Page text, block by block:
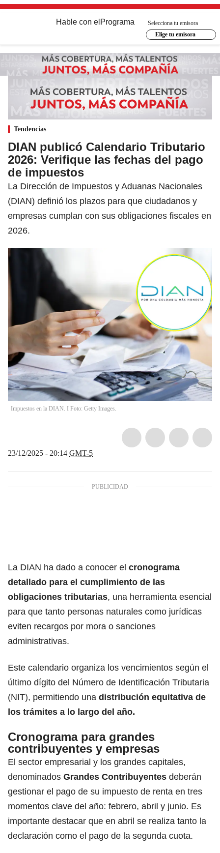
Hable con el Programa
Selecciona tu emisora
Elige tu emisora
Tendencias
DIAN publicó Calendario Tributario
2026: Verifique las fechas del pago
de impuestos
La Dirección de Impuestos y Aduanas Nacionales
(DIAN) definió los plazos para que ciudadanos y
empresas cumplan con sus obligaciones fiscales en
2026.
Impuestos en la DIAN. I Foto: Getty Images.
23/12/2025 - 20:14 GMT-5
La DIAN ha dado a conocer el cronograma
detallado para el cumplimiento de las
obligaciones tributarias, una herramienta esencial
para que tanto personas naturales como jurídicas
eviten recargos por mora o sanciones
administrativas.
Este calendario organiza los vencimientos según el
último dígito del Número de Identificación Tributaria
(NIT), permitiendo una distribución equitativa de
los trámites a lo largo del año.
Cronograma para grandes
contribuyentes y empresas
El sector empresarial y los grandes capitales,
denominados Grandes Contribuyentes deberán
gestionar el pago de su impuesto de renta en tres
momentos clave del año: febrero, abril y junio. Es
importante destacar que en abril se realiza tanto la
declaración como el pago de la segunda cuota.